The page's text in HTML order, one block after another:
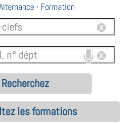
- Formation
Recherchez
les formations